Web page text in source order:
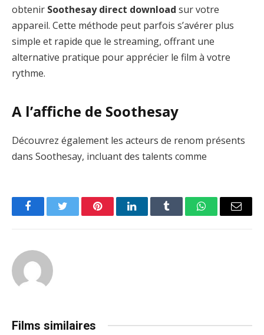
obtenir Soothesay direct download sur votre
appareil. Cette méthode peut parfois s’avérer plus
simple et rapide que le streaming, offrant une
alternative pratique pour apprécier le film à votre
rythme.
A l’affiche de Soothesay
Découvrez également les acteurs de renom présents
dans Soothesay, incluant des talents comme
FacebookTwitter PinterestLinkedInTumblr WhatsAppEmail
Films similaires